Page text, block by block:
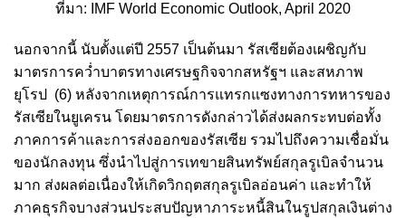
ที่มา: IMF World Economic Outlook, April 2020
นอกจากนี้ นับตั้งแต่ปี 2557 เป็นต้นมา รัสเซียต้องเผชิญกับ
มาตรการคว่ำบาตรทางเศรษฐกิจจากสหรัฐฯ และสหภาพ
ยุโรป
(6) หลังจากเหตุการณ์การแทรกแซงทางการทหารของ
รัสเซียในยูเครน โดยมาตรการดังกล่าวได้ส่งผลกระทบต่อทั้ง
ภาคการค้าและการส่งออกของรัสเซีย รวมไปถึงความเชื่อมั่น
ของนักลงทุน ซึ่งนำไปสู่การเทขายสินทรัพย์สกุลรูเบิลจำนวน
มาก ส่งผลต่อเนื่องให้เกิดวิกฤตสกุลรูเบิลอ่อนค่า และทำให้
ภาคธุรกิจบางส่วนประสบปัญหาภาระหนี้สินในรูปสกุลเงินต่าง